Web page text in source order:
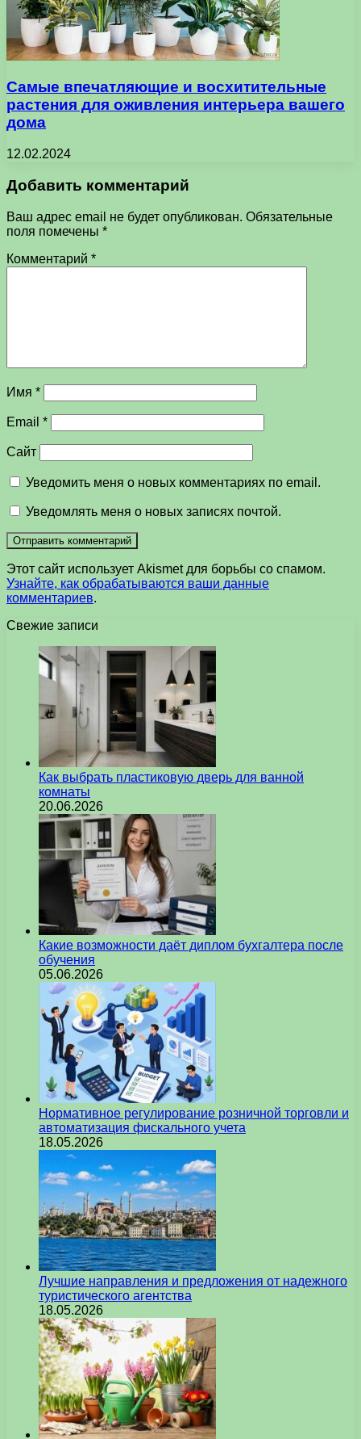
Самые впечатляющие и восхитительные
растения для оживления интерьера вашего
дома
12.02.2024
Добавить комментарий
Ваш адрес email не будет опубликован. Обязательные
поля помечены *
Комментарий *
Имя *
Email *
Сайт
Уведомить меня о новых комментариях по email.
Уведомлять меня о новых записях почтой.
Этот сайт использует Akismet для борьбы со спамом.
Узнайте, как обрабатываются ваши данные
комментариев.
Свежие записи
Как выбрать пластиковую дверь для ванной
комнаты
20.06.2026
Какие возможности даёт диплом бухгалтера после
обучения
05.06.2026
Нормативное регулирование розничной торговли и
автоматизация фискального учета
18.05.2026
Лучшие направления и предложения от надежного
туристического агентства
18.05.2026